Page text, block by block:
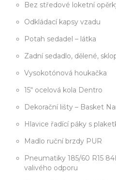
Bez středové loketní
Odkládací kapsy vzadu
Potah sedadel – látka
Zadní sedadlo, dělené,
Vysokotónová houkačka
15“ ocelová kola Dentro
Dekorační lišty – Basket
Hlavice řadící páky s
Madlo ruční brzdy PUR
Pneumatiky 185/60 R15
valivého odporu